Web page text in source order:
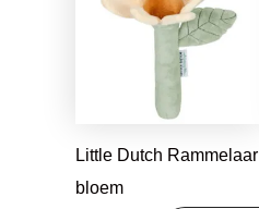
Little Dutch Rammelaar
bloem
€7,95.€6,28.